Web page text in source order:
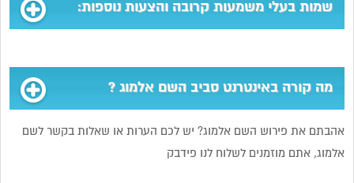
שמות בעלי משמעות קרובה והצעות נוספות:
מה קורה באינטרנט סביב השם אלמוג ?
אהבתם את פירוש השם אלמוג? יש לכם הערות או שאלות בקשר לשם
אלמוג, אתם מוזמנים לשלוח לנו פידבק